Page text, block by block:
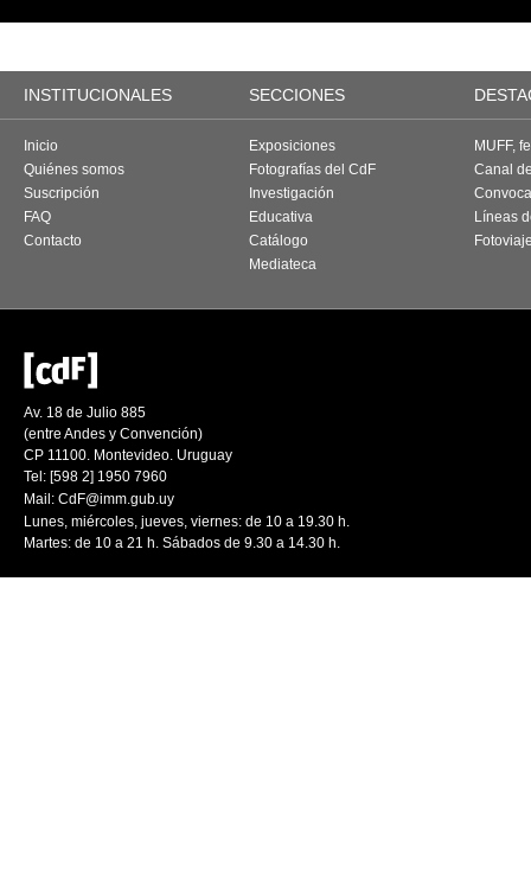
INSTITUCIONALES SECCIONES
Inicio
Quiénes somos
Suscripción
FAQ
Contacto
Exposiciones
Fotografías del CdF
Investigación
Educativa
Catálogo
Mediateca
MUFF,
Canal
Líneas
Av. 18 de Julio 885
(entre Andes y Convención)
CP 11100. Montevideo. Uruguay
Tel: [598 2] 1950 7960
Mail: CdF@imm.gub.uy
Lunes, miércoles, jueves, viernes: de 10 a 19.30 h.
Martes: de 10 a 21 h. Sábados de 9.30 a 14.30 h.